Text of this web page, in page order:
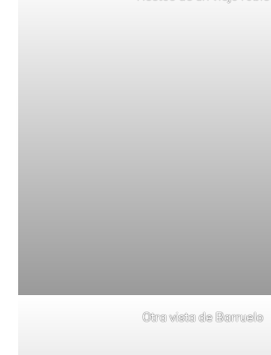
Otra vista de Barruelo